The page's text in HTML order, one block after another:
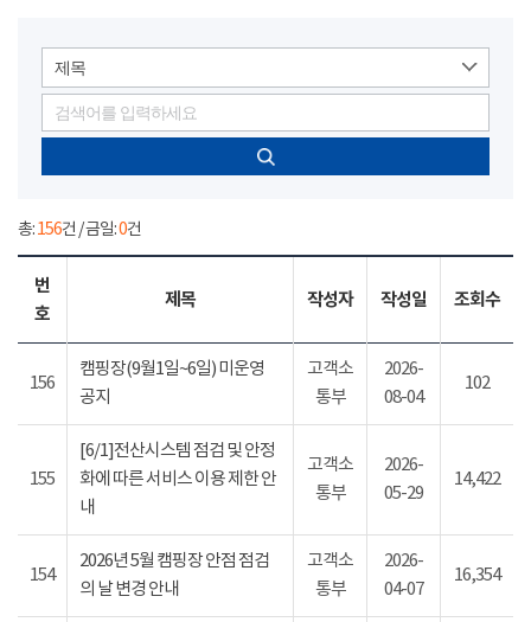
제목
총:156건 / 금일:0건
번
호
제목 작성자 작성일 조회수
156
캠핑장(9월1일~6일) 미운영
공지
고객소
통부
2026-
08-04
102
155
[6/1]전산시스템 점검 및 안정
화에 따른 서비스 이용 제한 안
내
고객소
통부
2026-
05-29
14,422
154
2026년 5월 캠핑장 안점 점검
의 날 변경 안내
고객소
통부
2026-
04-07
16,354